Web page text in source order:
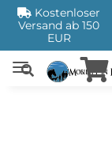
Kostenloser
Versand ab 150
EUR